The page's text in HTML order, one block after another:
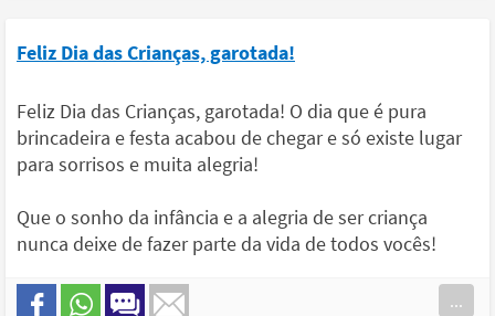
Feliz Dia das Crianças, garotada!
Feliz Dia das Crianças, garotada! O dia que é pura
brincadeira e festa acabou de chegar e só existe lugar
para sorrisos e muita alegria!
Que o sonho da infância e a alegria de ser criança
nunca deixe de fazer parte da vida de todos vocês!
...